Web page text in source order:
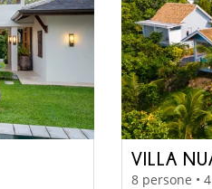
VILLA
8 persone •